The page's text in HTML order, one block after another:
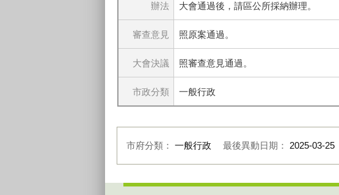
辦法 大會通過後，請區公所採納辦理。
審查意見 照原案通過。
大會決議 照審查意見通過。
市政分類 一般行政
市府分類： 一般行政 最後異動日期： 2025-03-25